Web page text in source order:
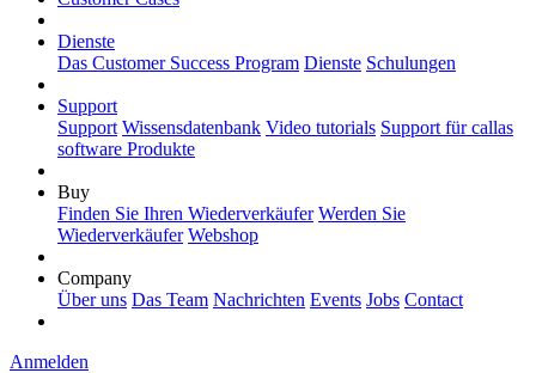
Dienste
Das Customer Success Program Dienste Schulungen
Support
Support Wissensdatenbank Video tutorials Support für callas
software Produkte
Buy
Finden Sie Ihren Wiederverkäufer Werden Sie
Wiederverkäufer Webshop
Company
Über uns Das Team Nachrichten Events Jobs Contact
Anmelden